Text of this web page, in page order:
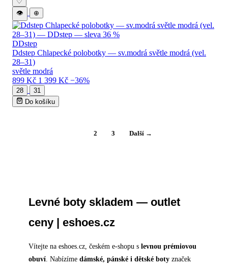
👁
⊕
DDstep
Ddstep Chlapecké polobotky — sv.modrá světle modrá (vel.
28–31)
světle modrá
899 Kč 1 399 Kč −36%
28
31
Do košíku
2 3 Další →
Levné boty skladem — outlet
ceny | eshoes.cz
Vítejte na eshoes.cz, českém e-shopu s levnou prémiovou
obuví . Nabízíme dámské, pánské i dětské boty značek